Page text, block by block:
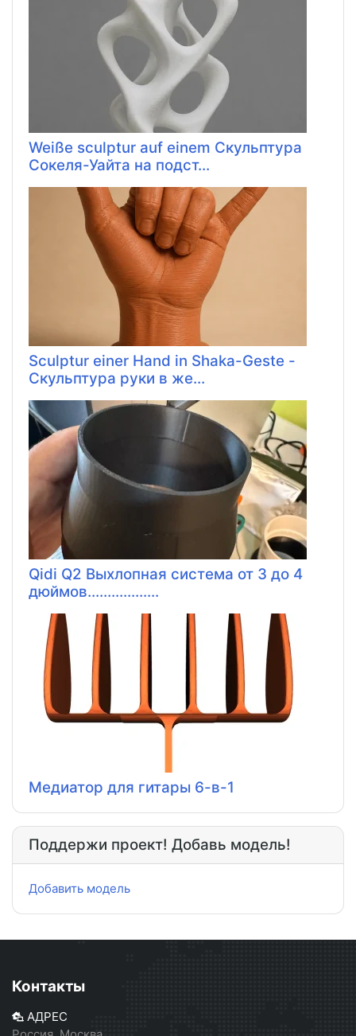
Weiße sculptur auf einem Скульптура
Сокеля-Уайта на подст...
Sculptur einer Hand in Shaka-Geste -
Скульптура руки в же...
Qidi Q2 Выхлопная система от 3 до 4
дюймов..................
Медиатор для гитары 6-в-1
Поддержи проект! Добавь модель!
Добавить модель
Контакты
АДРЕС